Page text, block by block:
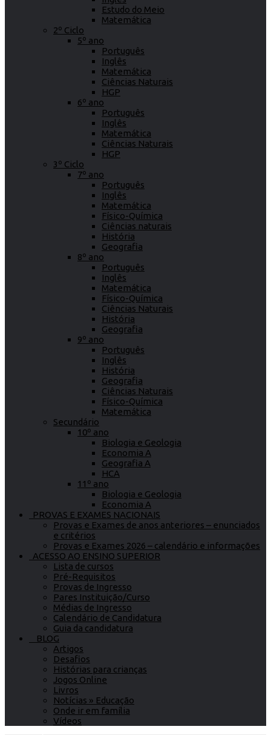
Estudo do Meio
Matemática
2º Ciclo
5º ano
Português
Inglês
Matemática
Ciências Naturais
HGP
6º ano
Português
Inglês
Matemática
Ciências Naturais
HGP
3º Ciclo
7º ano
Português
Inglês
Matemática
Físico-Química
Ciências naturais
História
Geografia
8º ano
Português
Inglês
Matemática
Físico-Química
Ciências Naturais
História
Geografia
9º ano
Português
Inglês
História
Geografia
Ciências Naturais
Físico-Química
Matemática
Secundário
10º ano
Biologia e Geologia
Economia A
Geografia A
HCA
11º ano
Biologia e Geologia
Economia A
PROVAS E EXAMES NACIONAIS
Provas e Exames de anos anteriores – enunciados
e critérios
Provas e Exames 2026 – calendário e informações
ACESSO AO ENSINO SUPERIOR
Lista de cursos
Pré-Requisitos
Provas de Ingresso
Pares Instituição/Curso
Médias de Ingresso
Calendário de Candidatura
Guia da candidatura
BLOG
Artigos
Desafios
Histórias para crianças
Jogos Online
Livros
Notícias » Educação
Onde ir em família
Vídeos